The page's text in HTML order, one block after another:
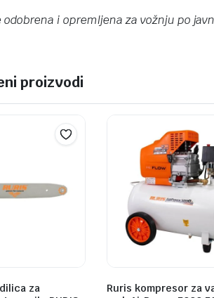
i opremljena za vožnju po
proizvodi
za
Ruris kompresor za